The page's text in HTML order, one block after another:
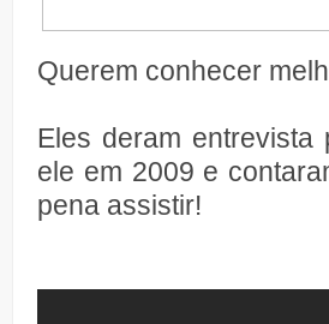
Querem conhecer
Eles deram
ele em 2009 e
pena assistir!